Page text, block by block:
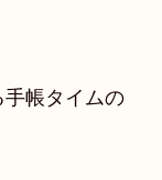
帳タイムの